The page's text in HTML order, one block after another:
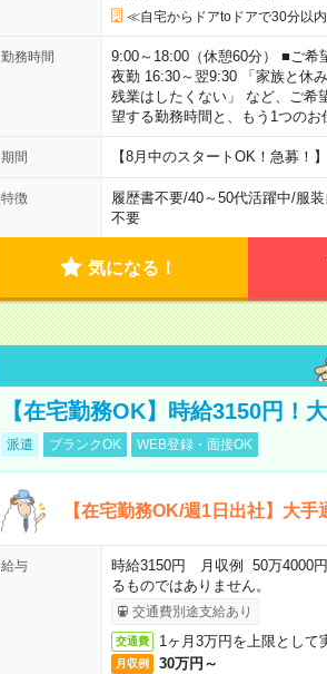
≪自宅からドアtoドアで30分以
勤務時間
9:00～18:00（休憩60分） ■ご希
夜勤 16:30～翌9:30 「家族と休
残業はしたくない」 など、ご
望する勤務時間と、もう1つのお
期間 【8月中のスタートOK！急募
特徴 履歴書不要/40～50代活躍中/服装
不要
気になる！
【在宅勤務OK】時給3150円！
派遣 ブランクOK WEB登録・面接OK
【在宅勤務OK/週1日出社】大
給与
時給3150円 月収例 50万4000
るものではありません。
交通費別途支給あり
交通費 1ヶ月3万円を上限として
月収例 30万円～